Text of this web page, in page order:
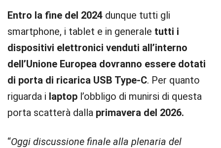
Entro la fine del 2024 dunque tutti gli
smartphone, i tablet e in generale tutti i
dispositivi elettronici venduti all’interno
dell’Unione Europea dovranno essere dotati
di porta di ricarica USB Type-C. Per quanto
riguarda i laptop l’obbligo di munirsi di questa
porta scatterà dalla primavera del 2026.
“Oggi discussione finale alla plenaria del